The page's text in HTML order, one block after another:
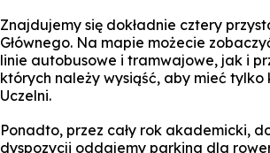
Znajdujemy się dokładnie cztery
Głównego. Na mapie możecie
linie autobusowe i tramwajowe, jak i
których należy wysiąść, aby mieć
Uczelni.
Ponadto, przez cały rok akademicki,
dyspozycji oddajemy parking dla